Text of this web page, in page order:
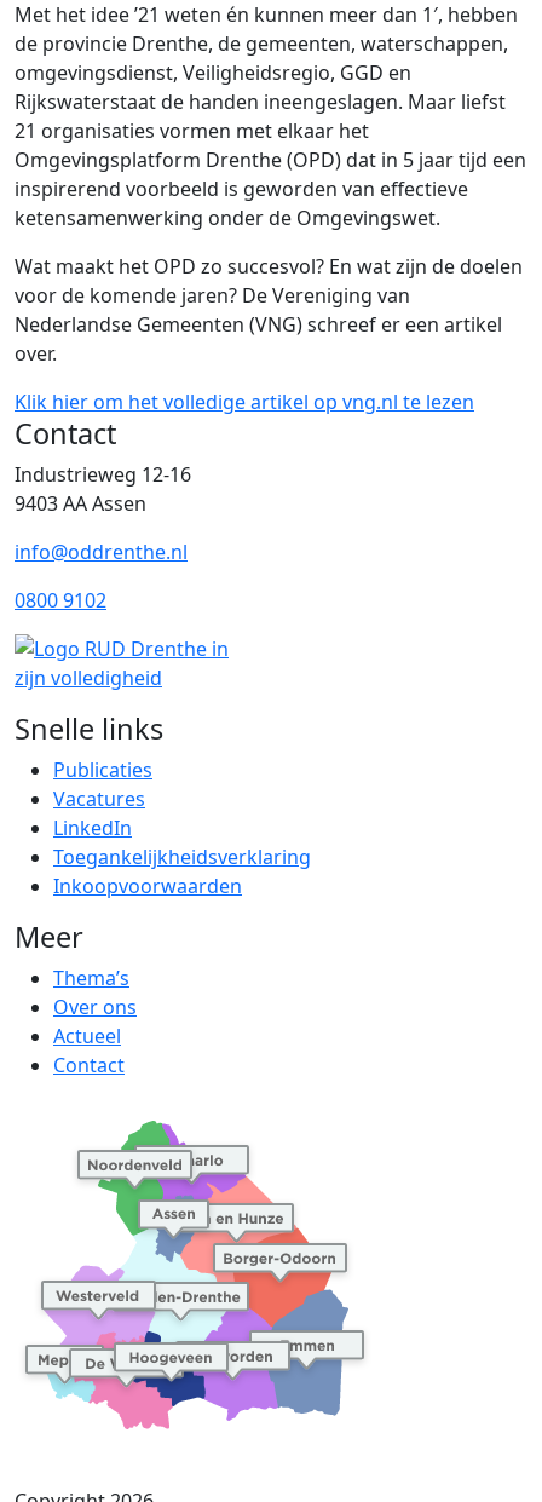
Met het idee ’21 weten én kunnen meer dan 1′, hebben
de provincie Drenthe, de gemeenten, waterschappen,
omgevingsdienst, Veiligheidsregio, GGD en
Rijkswaterstaat de handen ineengeslagen. Maar liefst
21 organisaties vormen met elkaar het
Omgevingsplatform Drenthe (OPD) dat in 5 jaar tijd een
inspirerend voorbeeld is geworden van effectieve
ketensamenwerking onder de Omgevingswet.
Wat maakt het OPD zo succesvol? En wat zijn de doelen
voor de komende jaren? De Vereniging van
Nederlandse Gemeenten (VNG) schreef er een artikel
over.
Klik hier om het volledige artikel op vng.nl te lezen
Contact
Industrieweg 12-16
9403 AA Assen
info@oddrenthe.nl
0800 9102
Snelle links
Publicaties
Vacatures
LinkedIn
Toegankelijkheidsverklaring
Inkoopvoorwaarden
Meer
Thema’s
Over ons
Actueel
Contact